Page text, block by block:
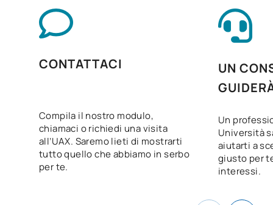
CONTATTACI
Compila il nostro modulo,
chiamaci o richiedi una visita
all’UAX. Saremo lieti di mostrarti
tutto quello che abbiamo in serbo
per te.
UN
Un
Università
aiutarti a
giusto per
interessi.